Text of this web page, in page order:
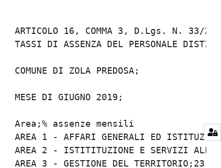
ARTICOLO 16, COMMA 3, D.Lgs. N. 33/
TASSI DI ASSENZA DEL PERSONALE
COMUNE DI ZOLA PREDOSA;
MESE DI GIUGNO 2019;
Area;% assenze mensili
AREA 1 - AFFARI GENERALI ED
AREA 2 - ISTITITUZIONE E SERVIZI ALLA
AREA 3 - GESTIONE DEL TERRITORIO;23.79